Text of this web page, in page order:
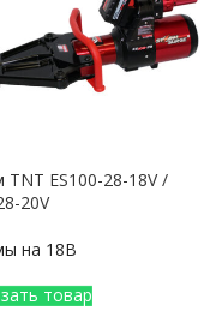
TNT ES100-28-18V /
20V
на 18В
товар